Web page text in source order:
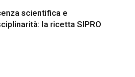
scientifica e
la ricetta SIPRO